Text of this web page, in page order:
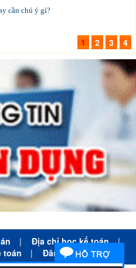
cần chú ý gì?
1 2 3 4
| Địa chỉ học kế toán
|
toán | Đăng ký học